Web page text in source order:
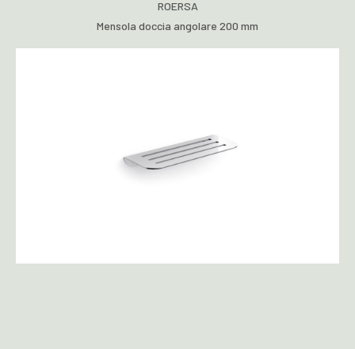
ROERSA
Mensola doccia angolare 200 mm